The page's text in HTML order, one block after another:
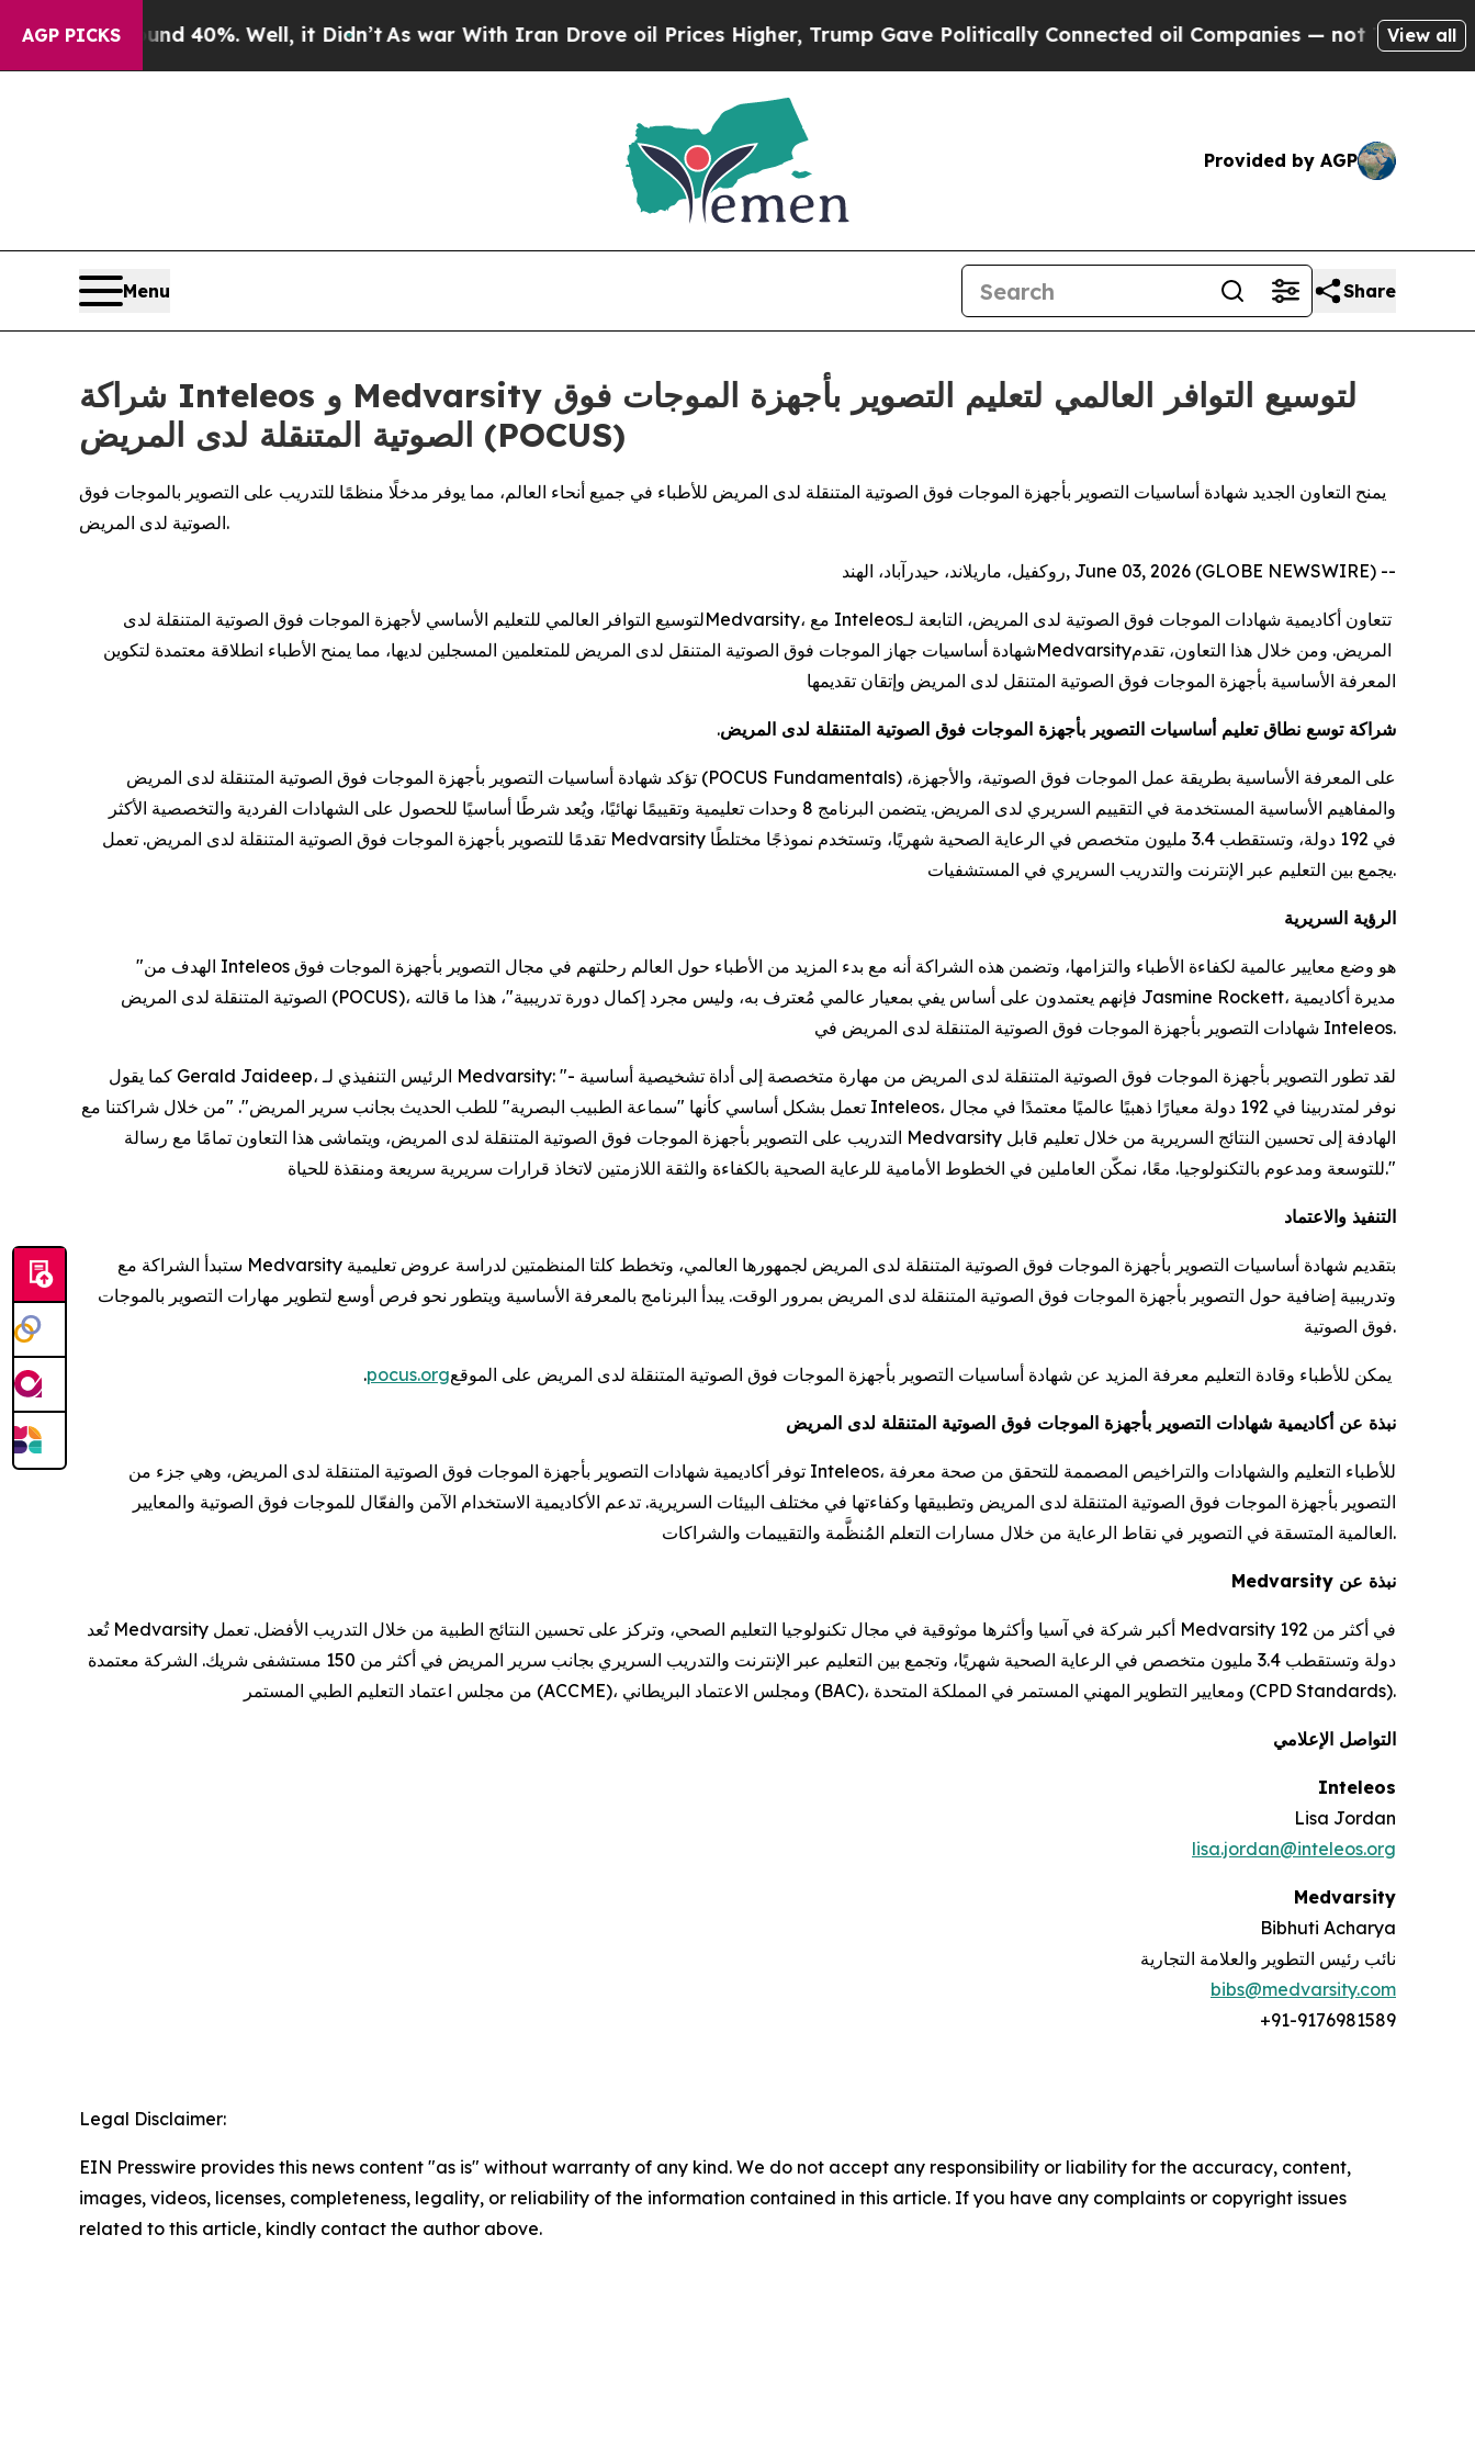
AGP PICKS
Around 40%. Well, it Didn’t As war With Iran Drove oil Prices Higher, Trump Gave Politically Connected oil Companies — not Taxpayers — the
View all
Provided by AGP
Menu Share
شراكة Inteleos و Medvarsity لتوسيع التوافر العالمي لتعليم التصوير بأجهزة الموجات فوق
الصوتية المتنقلة لدى المريض (POCUS)
يمنح التعاون الجديد شهادة أساسيات التصوير بأجهزة الموجات فوق الصوتية المتنقلة لدى المريض للأطباء في جميع أنحاء العالم، مما يوفر مدخلًا منظمًا للتدريب على التصوير بالموجات فوق
الصوتية لدى المريض.
روكفيل، ماريلاند، حيدرآباد، الهند, June 03, 2026 (GLOBE NEWSWIRE) --
Inteleos
Medvarsity
Medvarsity
المعرفة الأساسية بأجهزة الموجات فوق الصوتية المتنقل لدى المريض وإتقان تقديمها
.شراكة توسع نطاق تعليم أساسيات التصوير بأجهزة الموجات فوق الصوتية المتنقلة لدى المريض
تؤكد شهادة أساسيات التصوير بأجهزة الموجات فوق الصوتية المتنقلة لدى المريض (POCUS Fundamentals) على المعرفة الأساسية بطريقة عمل الموجات فوق الصوتية، والأجهزة،
والمفاهيم الأساسية المستخدمة في التقييم السريري لدى المريض. يتضمن البرنامج 8 وحدات تعليمية وتقييمًا نهائيًا، ويُعد شرطًا أساسيًا للحصول على الشهادات الفردية والتخصصية الأكثر
تقدمًا للتصوير بأجهزة الموجات فوق الصوتية المتنقلة لدى المريض. تعمل Medvarsity في 192 دولة، وتستقطب 3.4 مليون متخصص في الرعاية الصحية شهريًا، وتستخدم نموذجًا مختلطًا
يجمع بين التعليم عبر الإنترنت والتدريب السريري في المستشفيات.
الرؤية السريرية
"الهدف من Inteleos هو وضع معايير عالمية لكفاءة الأطباء والتزامها، وتضمن هذه الشراكة أنه مع بدء المزيد من الأطباء حول العالم رحلتهم في مجال التصوير بأجهزة الموجات فوق
الصوتية المتنقلة لدى المريض (POCUS)، فإنهم يعتمدون على أساس يفي بمعيار عالمي مُعترف به، وليس مجرد إكمال دورة تدريبية"، هذا ما قالته Jasmine Rockett، مديرة أكاديمية
شهادات التصوير بأجهزة الموجات فوق الصوتية المتنقلة لدى المريض في Inteleos.
كما يقول Gerald Jaideep، الرئيس التنفيذي لـ Medvarsity: "لقد تطور التصوير بأجهزة الموجات فوق الصوتية المتنقلة لدى المريض من مهارة متخصصة إلى أداة تشخيصية أساسية -
تعمل بشكل أساسي كأنها "سماعة الطبيب البصرية" للطب الحديث بجانب سرير المريض". "من خلال شراكتنا مع Inteleos، نوفر لمتدربينا في 192 دولة معيارًا ذهبيًا عالميًا معتمدًا في مجال
التدريب على التصوير بأجهزة الموجات فوق الصوتية المتنقلة لدى المريض، ويتماشى هذا التعاون تمامًا مع رسالة Medvarsity الهادفة إلى تحسين النتائج السريرية من خلال تعليم قابل
للتوسعة ومدعوم بالتكنولوجيا. معًا، نمكّن العاملين في الخطوط الأمامية للرعاية الصحية بالكفاءة والثقة اللازمتين لاتخاذ قرارات سريرية سريعة ومنقذة للحياة."
التنفيذ والاعتماد
ستبدأ الشراكة مع Medvarsity بتقديم شهادة أساسيات التصوير بأجهزة الموجات فوق الصوتية المتنقلة لدى المريض لجمهورها العالمي، وتخطط كلتا المنظمتين لدراسة عروض تعليمية
وتدريبية إضافية حول التصوير بأجهزة الموجات فوق الصوتية المتنقلة لدى المريض بمرور الوقت. يبدأ البرنامج بالمعرفة الأساسية ويتطور نحو فرص أوسع لتطوير مهارات التصوير بالموجات
فوق الصوتية.
pocus.org
.
نبذة عن أكاديمية شهادات التصوير بأجهزة الموجات فوق الصوتية المتنقلة لدى المريض
توفر أكاديمية شهادات التصوير بأجهزة الموجات فوق الصوتية المتنقلة لدى المريض، وهي جزء من Inteleos، للأطباء التعليم والشهادات والتراخيص المصممة للتحقق من صحة معرفة
التصوير بأجهزة الموجات فوق الصوتية المتنقلة لدى المريض وتطبيقها وكفاءتها في مختلف البيئات السريرية. تدعم الأكاديمية الاستخدام الآمن والفعّال للموجات فوق الصوتية والمعايير
العالمية المتسقة في التصوير في نقاط الرعاية من خلال مسارات التعلم المُنظَّمة والتقييمات والشراكات.
نبذة عن Medvarsity
تُعد Medvarsity أكبر شركة في آسيا وأكثرها موثوقية في مجال تكنولوجيا التعليم الصحي، وتركز على تحسين النتائج الطبية من خلال التدريب الأفضل. تعمل Medvarsity في أكثر من 192
دولة وتستقطب 3.4 مليون متخصص في الرعاية الصحية شهريًا، وتجمع بين التعليم عبر الإنترنت والتدريب السريري بجانب سرير المريض في أكثر من 150 مستشفى شريك. الشركة معتمدة
من مجلس اعتماد التعليم الطبي المستمر (ACCME)، ومجلس الاعتماد البريطاني (BAC)، ومعايير التطوير المهني المستمر في المملكة المتحدة (CPD Standards).
التواصل الإعلامي
Inteleos
Lisa Jordan
lisa.jordan@inteleos.org
Medvarsity
Bibhuti Acharya
نائب رئيس التطوير والعلامة التجارية
bibs@medvarsity.com
9176981589
+91-
Legal Disclaimer:
EIN Presswire provides this news content "as is" without warranty of any kind. We do not accept any responsibility or liability for the accuracy, content,
images, videos, licenses, completeness, legality, or reliability of the information contained in this article. If you have any complaints or copyright issues
related to this article, kindly contact the author above.